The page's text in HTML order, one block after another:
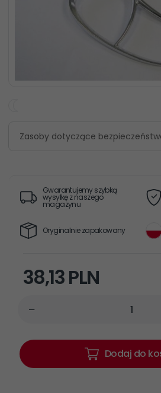
Zasoby dotyczące
Gwarantujemy szybką
wysyłkę z naszego
magazynu
Oryginalnie zapakowany
38,13PLN
Dodaj do